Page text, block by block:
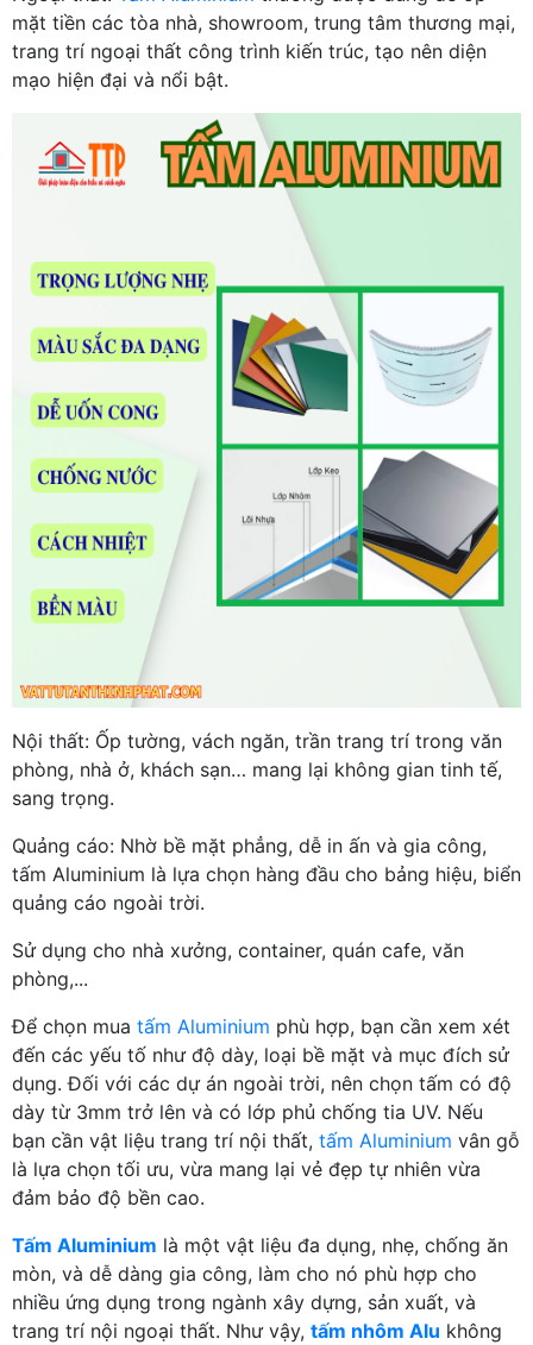
mặt tiền các tòa nhà, showroom, trung tâm thương mại,
trang trí ngoại thất công trình kiến trúc, tạo nên diện
mạo hiện đại và nổi bật.
Nội thất: Ốp tường, vách ngăn, trần trang trí trong văn
phòng, nhà ở, khách sạn… mang lại không gian tinh tế,
sang trọng.
Quảng cáo: Nhờ bề mặt phẳng, dễ in ấn và gia công,
tấm Aluminium là lựa chọn hàng đầu cho bảng hiệu, biển
quảng cáo ngoài trời.
Sử dụng cho nhà xưởng, container, quán cafe, văn
phòng,...
Để chọn mua tấm Aluminium phù hợp, bạn cần xem xét
đến các yếu tố như độ dày, loại bề mặt và mục đích sử
dụng. Đối với các dự án ngoài trời, nên chọn tấm có độ
dày từ 3mm trở lên và có lớp phủ chống tia UV. Nếu
bạn cần vật liệu trang trí nội thất, tấm Aluminium vân gỗ
là lựa chọn tối ưu, vừa mang lại vẻ đẹp tự nhiên vừa
đảm bảo độ bền cao.
Tấm Aluminium là một vật liệu đa dụng, nhẹ, chống ăn
mòn, và dễ dàng gia công, làm cho nó phù hợp cho
nhiều ứng dụng trong ngành xây dựng, sản xuất, và
trang trí nội ngoại thất. Như vậy, tấm nhôm Alu không